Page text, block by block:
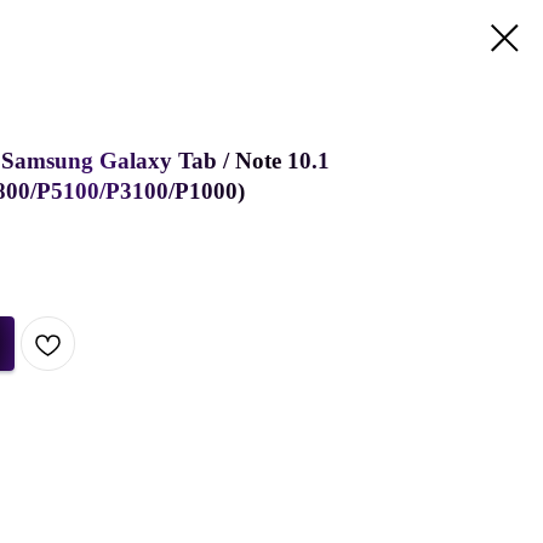
Galaxy Tab / Note 10.1
P5100/P3100/P1000)